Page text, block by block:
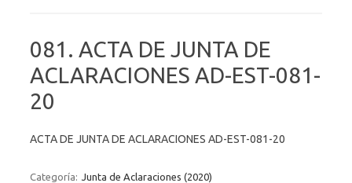
081. ACTA DE JUNTA DE
ACLARACIONES AD-EST-081-
20
ACTA DE JUNTA DE ACLARACIONES AD-EST-081-20
Categoría: Junta de Aclaraciones (2020)